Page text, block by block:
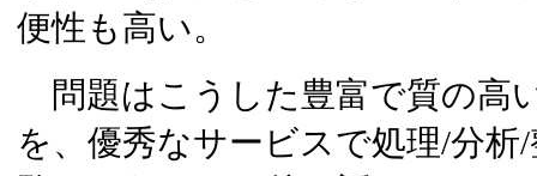
便性も高い。
問題はこうした豊富で質の高
を、優秀なサービスで処理/分